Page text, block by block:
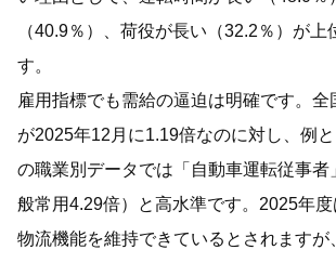
（40.9％）、荷役が長い（32.2％）が上
す。
雇用指標でも需給の逼迫は明確です。
が2025年12月に1.19倍なのに対し、例
の職業別データでは「自動車運転従事者
般常用4.29倍）と高水準です。2025年
物流機能を維持できているとされますが